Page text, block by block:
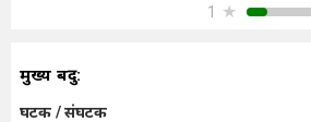
1
★
मुख्य बिंदु:
घटक / संघटक